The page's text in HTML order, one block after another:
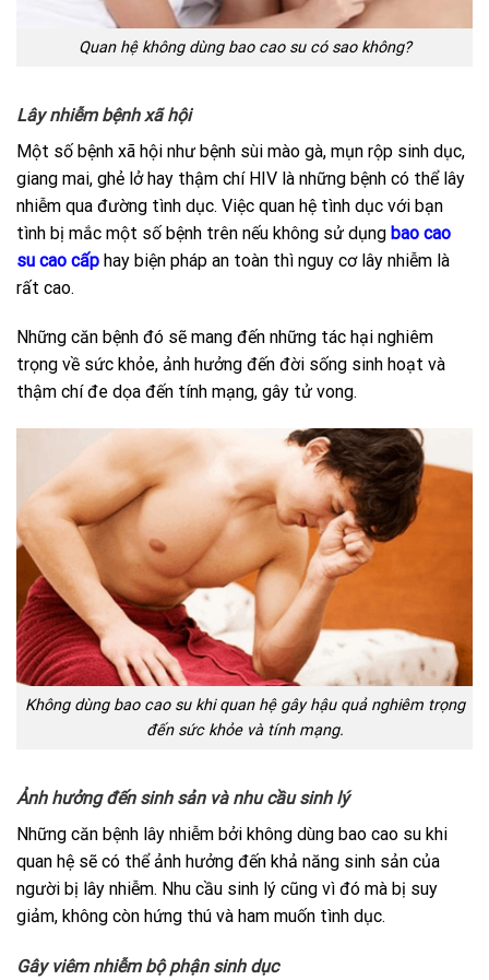
Quan hệ không dùng bao cao su có sao không?
Lây nhiễm bệnh xã hội
Một số bệnh xã hội như bệnh sùi mào gà, mụn rộp sinh dục,
giang mai, ghẻ lở hay thậm chí HIV là những bệnh có thể lây
nhiễm qua đường tình dục. Việc quan hệ tình dục với bạn
tình bị mắc một số bệnh trên nếu không sử dụng bao cao
su cao cấp hay biện pháp an toàn thì nguy cơ lây nhiễm là
rất cao.
Những căn bệnh đó sẽ mang đến những tác hại nghiêm
trọng về sức khỏe, ảnh hưởng đến đời sống sinh hoạt và
thậm chí đe dọa đến tính mạng, gây tử vong.
Không dùng bao cao su khi quan hệ gây hậu quả nghiêm trọng
đến sức khỏe và tính mạng.
Ảnh hưởng đến sinh sản và nhu cầu sinh lý
Những căn bệnh lây nhiễm bởi không dùng bao cao su khi
quan hệ sẽ có thể ảnh hưởng đến khả năng sinh sản của
người bị lây nhiễm. Nhu cầu sinh lý cũng vì đó mà bị suy
giảm, không còn hứng thú và ham muốn tình dục.
Gây viêm nhiễm bộ phận sinh dục